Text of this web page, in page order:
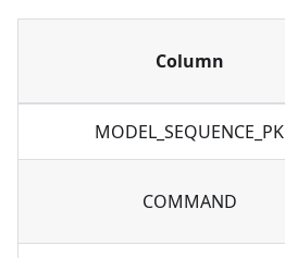
Column
MODEL_SEQUENCE_PK
COMMAND